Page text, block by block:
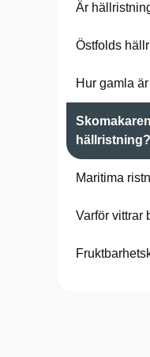
Är
Östfolds
Hur gamla
hällristning?
Maritima
Varför vittrar